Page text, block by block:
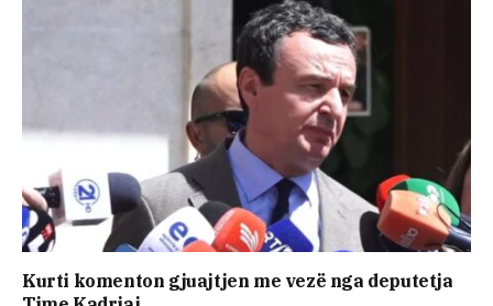
Kurti komenton gjuajtjen me vezë nga deputetja